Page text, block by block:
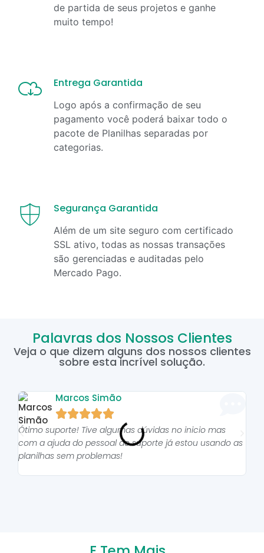
de partida de seus projetos e ganhe
muito tempo!
Entrega Garantida
Logo após a confirmação de seu
pagamento você poderá baixar todo o
pacote de Planilhas separadas por
categorias.
Segurança Garantida
Além de um site seguro com certificado
SSL ativo, todas as nossas transações
são gerenciadas e auditadas pelo
Mercado Pago.
Palavras dos Nossos Clientes
Veja o que dizem alguns dos nossos clientes
sobre esta incrível solução.
Marcos Simão

Ótimo suporte! Tive algumas dúvidas no inicio mas
com a ajuda do pessoal do suporte já estou usando as
planilhas sem problemas!